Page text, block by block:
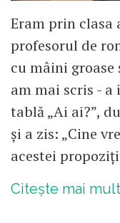
Eram prin clasa
profesorul de
cu mâini groase
am mai scris - a
tablă „Ai ai?”,
și a zis: „Cine
acestei
Citește mai mult